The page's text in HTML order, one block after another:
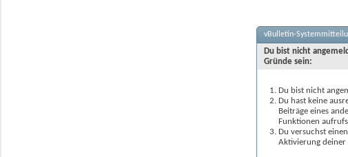
vBulletin-
Du bist nicht
Gründe sein:
Du bist nicht
Du hast keine
Beiträge eines
Funktionen
Du versuchst
Aktivierung deiner